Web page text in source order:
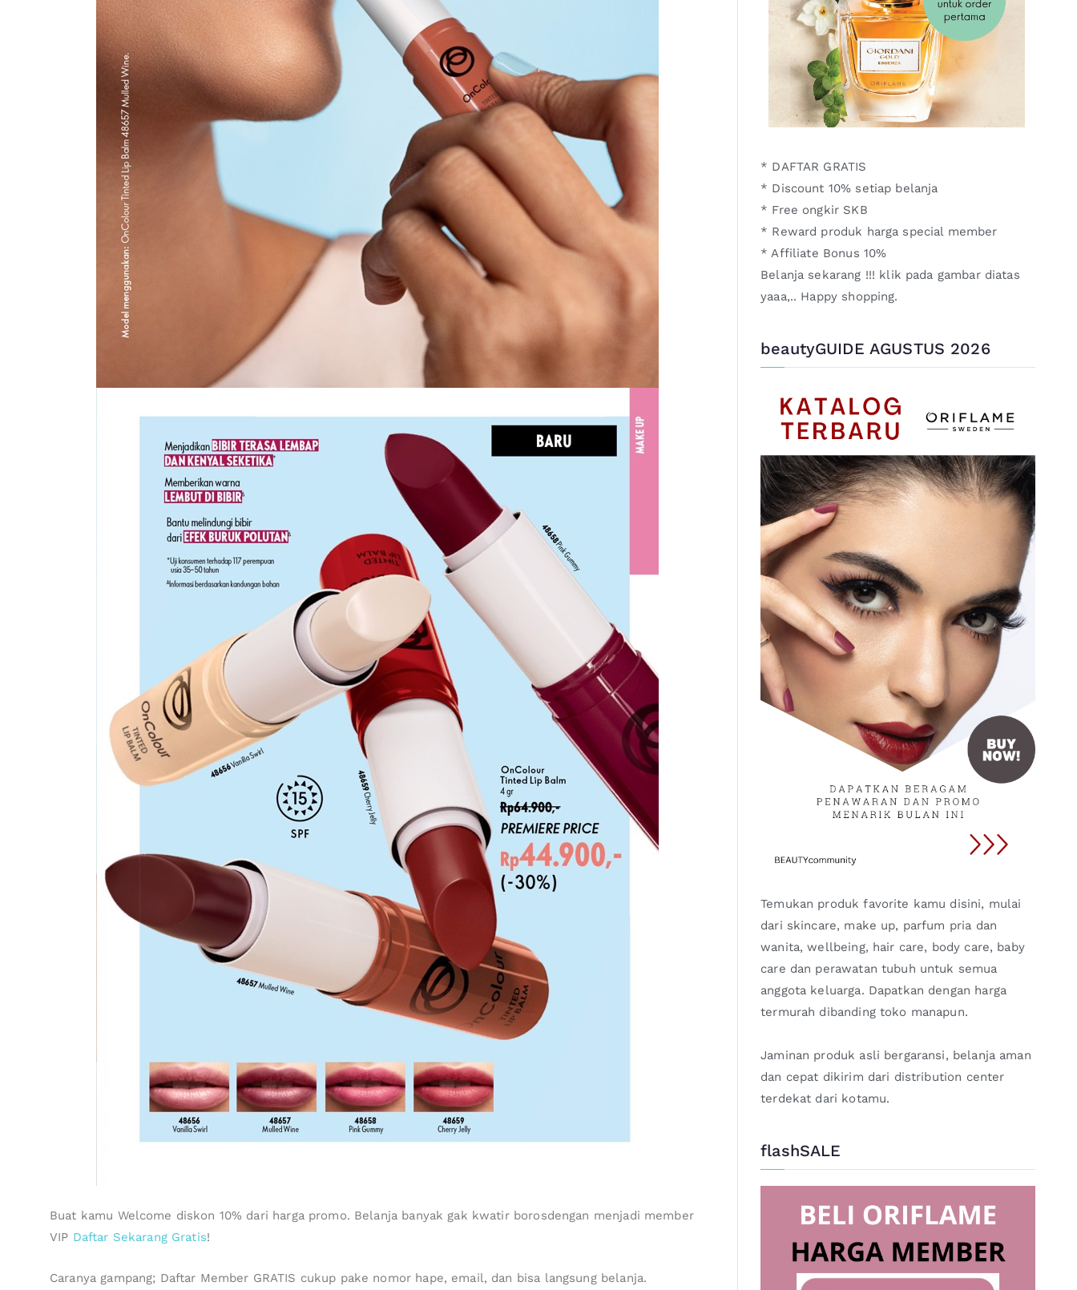
Buat kamu Welcome diskon 10% dari harga promo. Belanja banyak gak kwatir borosdengan menjadi member
VIP Daftar Sekarang Gratis!
Caranya gampang; Daftar Member GRATIS cukup pake nomor hape, email, dan bisa langsung belanja.
* DAFTAR GRATIS
* Discount 10% setiap belanja
* Free ongkir SKB
* Reward produk harga special member
* Affiliate Bonus 10%
Belanja sekarang !!! klik pada gambar diatas
yaaa,.. Happy shopping.
beautyGUIDE AGUSTUS 2026
Temukan produk favorite kamu disini, mulai
dari skincare, make up, parfum pria dan
wanita, wellbeing, hair care, body care, baby
care dan perawatan tubuh untuk semua
anggota keluarga. Dapatkan dengan harga
termurah dibanding toko manapun.
Jaminan produk asli bergaransi, belanja aman
dan cepat dikirim dari distribution center
terdekat dari kotamu.
flashSALE